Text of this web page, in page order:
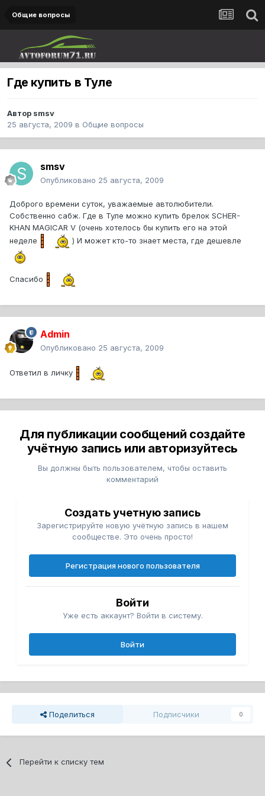
Общие вопросы
Где купить в Туле
Автор smsv
25 августа, 2009 в Общие вопросы
smsv
Опубликовано 25 августа, 2009
Доброго времени суток, уважаемые автолюбители.
Собственно сабж. Где в Туле можно купить брелок SCHER-
KHAN MAGICAR V (очень хотелось бы купить его на этой
неделе
) И может кто-то знает места, где дешевле
Спасибо
Admin
Опубликовано 25 августа, 2009
Ответил в личку
Для публикации сообщений создайте
учётную запись или авторизуйтесь
Вы должны быть пользователем, чтобы оставить
комментарий
Создать учетную запись
Зарегистрируйте новую учётную запись в нашем
сообществе. Это очень просто!
Регистрация нового пользователя
Войти
Уже есть аккаунт? Войти в систему.
Войти
Поделиться Подписчики 0
Перейти к списку тем